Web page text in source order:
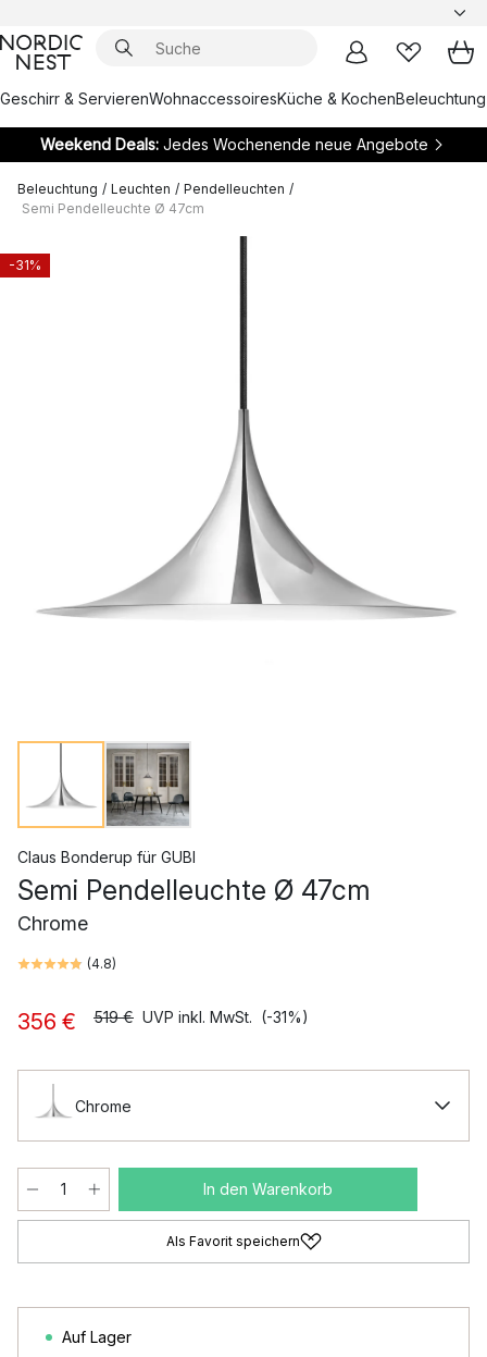
Geschirr & ServierenWohnaccessoiresKüche & KochenBeleuchtung
Weekend Deals:Jedes Wochenende neue Angebote
Beleuchtung / Leuchten / Pendelleuchten /
Semi Pendelleuchte Ø 47cm
-31%
Claus Bonderup für GUBI
Semi Pendelleuchte Ø 47cm
Chrome
(4.8)
356 € 519 € UVP inkl. MwSt. (-31%)
Chrome
In den Warenkorb
Als Favorit speichern
Auf Lager